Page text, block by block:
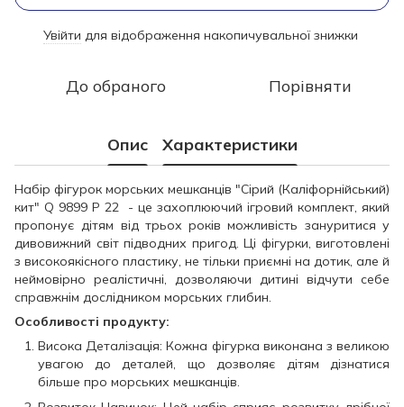
Увійти для відображення накопичувальної знижки
До обраного Порівняти
Опис Характеристики
Набір фігурок морських мешканців "Сірий (Каліфорнійський)
кит" Q 9899 P 22 - це захоплюючий ігровий комплект, який
пропонує дітям від трьох років можливість зануритися у
дивовижний світ підводних пригод. Ці фігурки, виготовлені
з високоякісного пластику, не тільки приємні на дотик, але й
неймовірно реалістичні, дозволяючи дитині відчути себе
справжнім дослідником морських глибин.
Особливості продукту:
Висока Деталізація: Кожна фігурка виконана з великою
увагою до деталей, що дозволяє дітям дізнатися
більше про морських мешканців.